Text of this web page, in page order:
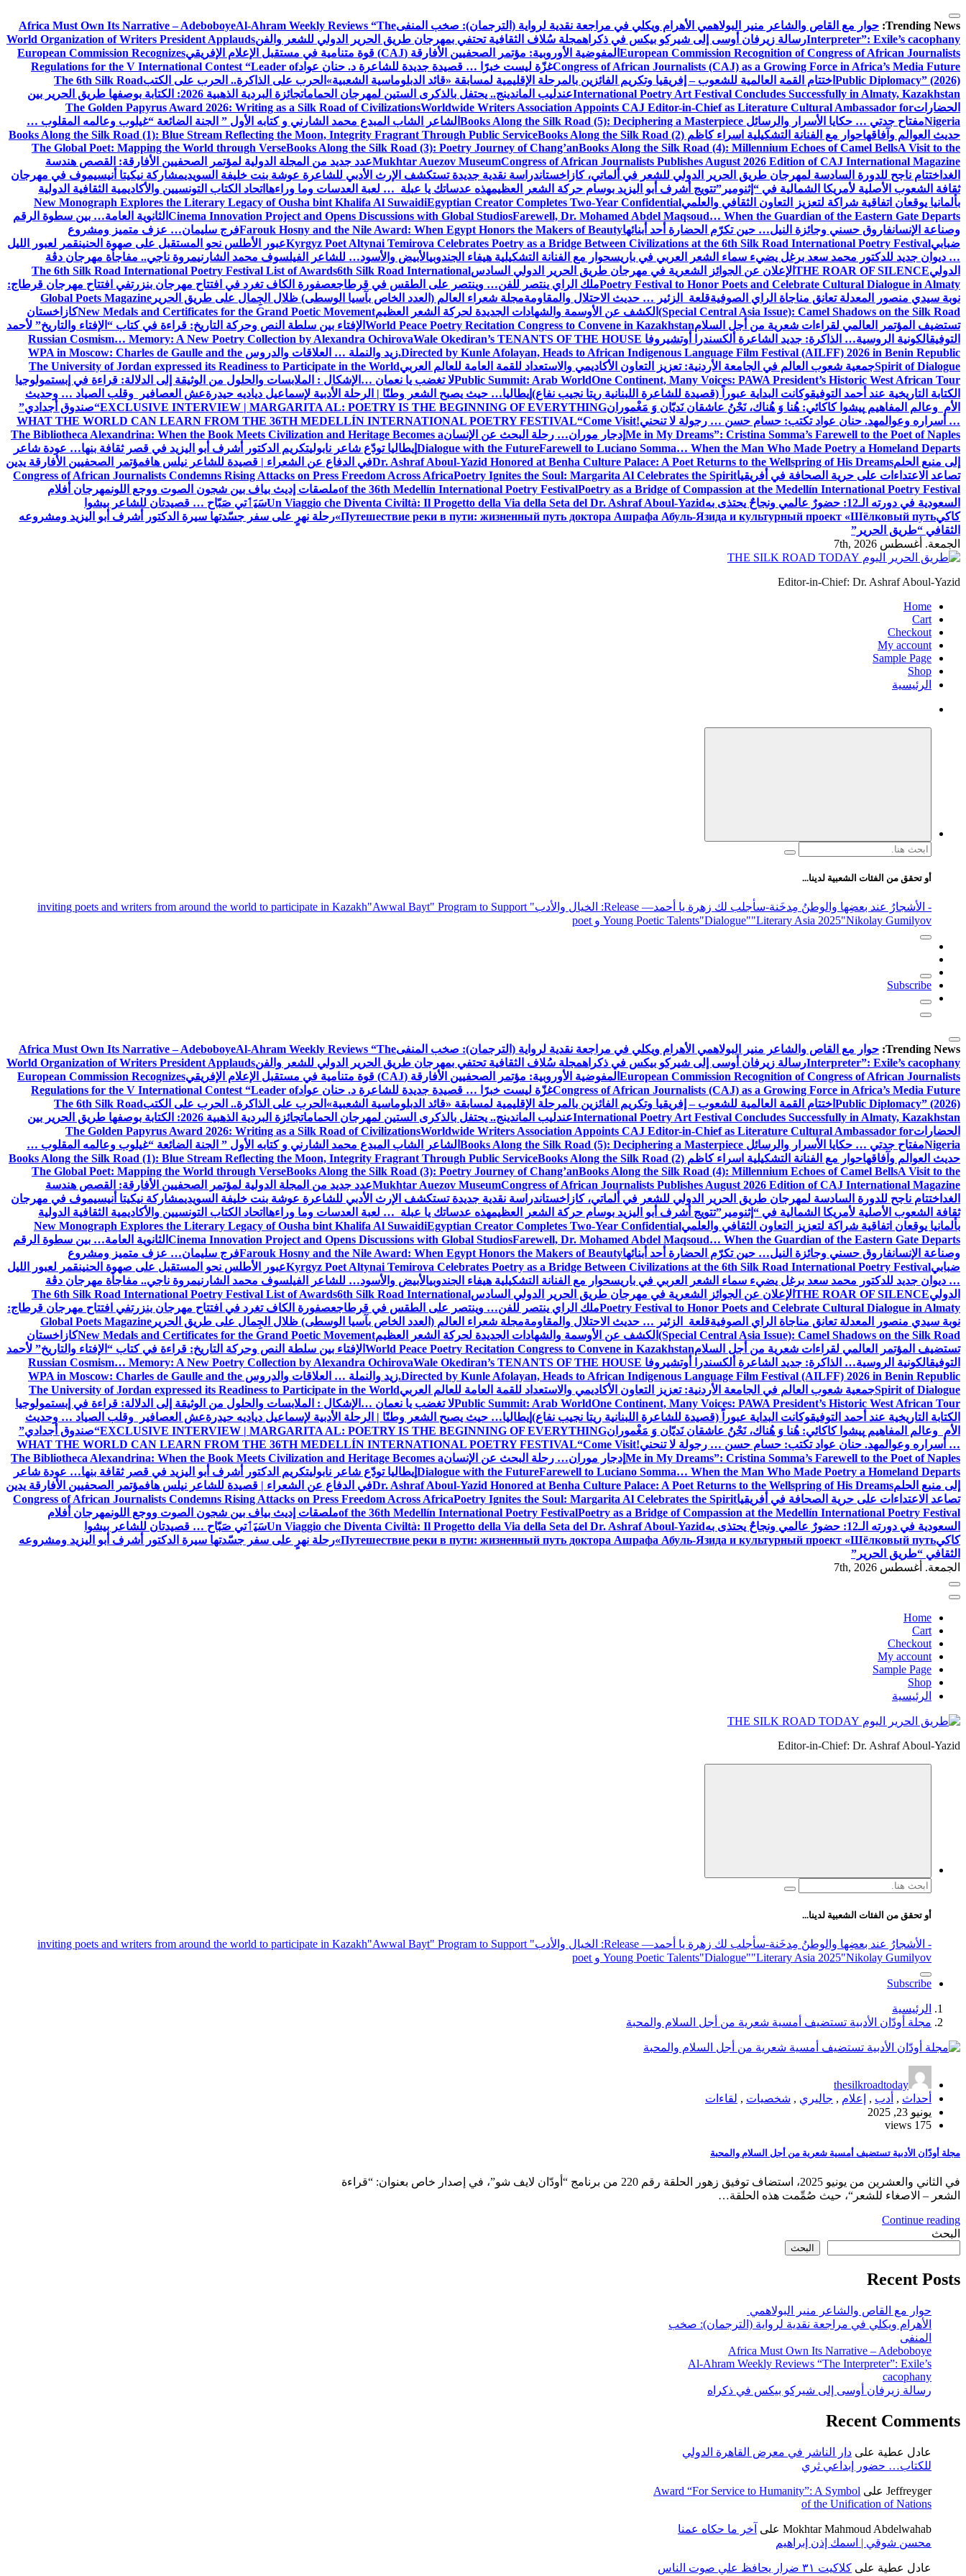
التجاوز
إلى
المحتوى
Trending News: حوار مع القاص والشاعر منير البولاهمي الأهرام ويكلي في مراجعة نقدية لرواية (الترجمان): صخب المنفى Africa Must Own Its Narrative – AdeboboyeAl-Ahram Weekly Reviews “The
Interpreter”: Exile’s cacophanyرسالة زيرفان أوسى إلى شيركو بيكس في ذكراهمجلة سُلاف الثقافية تحتفي بمهرجان طريق الحرير الدولي للشعر والفنWorld Organization of Writers President Applauds
European Commission Recognition of Congress of African Journalists المفوضية الأوروبية: مؤتمر الصحفيين الأفارقة (CAJ) قوة متنامية في مستقبل الإعلام الإفريقي
European Commission Recognizes
Congress of African Journalists (CAJ) as a Growing Force in Africa’s Media Futureغزّة ليست خبرًا … قصيدة جديدة للشاعرة د. حنان عوادRegulations for the V International Contest “Leader of
Public Diplomacy” (2026) اختتام القمة العالمية للشعوب – إفريقيا وتكريم الفائزين بالمرحلة الإقليمية لمسابقة «قائد الدبلوماسية الشعبية» الحرب على الذاكرة.. الحرب على الكتبThe 6th Silk Road
International Poetry Art Festival Concludes Successfully in Almaty, Kazakhstanعندليب الماندينج.. يحتفل بالذكرى الستين لمهرجان الحمامات
جائزة البردية الذهبية 2026: الكتابة بوصفها طريق الحرير بين
الحضارات
The Golden Papyrus Award 2026: Writing as a Silk Road of CivilizationsWorldwide Writers Association Appoints CAJ Editor-in-Chief as Literature Cultural Ambassador for
Nigeriaمفتاح جدتي … حكايا الأسرار والرسائل Books Along the Silk Road (5): Deciphering a Masterpiece الشاعر الشاب المبدع محمد الشارني و كتابه الأول ” الجنة الضائعة “غيلوب وعالمه المقلوب …
حديث العوالم وآفاقهاحوار مع الفنانة التشكيلية اسراء كاظم Books Along the Silk Road (1): Blue Stream Reflecting the Moon, Integrity Fragrant Through Public ServiceBooks Along the Silk Road (2)
The Global Poet: Mapping the World through VerseBooks Along the Silk Road (3): Poetry Journey of Chang’anBooks Along the Silk Road (4): Millennium Echoes of Camel BellsA Visit to the
Mukhtar Auezov MuseumCongress of African Journalists Publishes August 2026 Edition of CAJ International Magazine
عدد جديد من المجلة الدولية لمؤتمر الصحفيين الأفارقة: القصص هندسة
الغد اختتام ناجح للدورة السادسة لمهرجان طريق الحرير الدولي للشعر في ألماتي، كازاخستاندراسة نقدية جديدة تستكشف الإرث الأدبي للشاعرة عوشة بنت خليفة السويديمشاركة نيكيتا أنيسيموف في مهرجان
ثقافة الشعوب الأصلية لأمريكا الشمالية في “إثنومير”تتويج أشرف أبو اليزيد بوسام حركة الشعر العظيمهذه عدساتك يا عبلة … لعبة العدسات وما وراءها اتحاد الكتاب التونسيين والأكاديمية الثقافية الدولية
بألمانيا يوقعان اتفاقية شراكة لتعزيز التعاون الثقافي والعلمي
New Monograph Explores the Literary Legacy of Ousha bint Khalifa Al SuwaidiEgyptian Creator Completes Two-Year Confidential
Cinema Innovation Project and Opens Discussions with Global StudiosFarewell, Dr. Mohamed Abdel Maqsoud… When the Guardian of the Eastern Gate Departs
الثانوية العامة… بين سطوة الرقم
وصناعة الإنسانفاروق حسني وجائزة النيل… حين تكرّم الحضارة أحد أبنائهاFarouk Hosny and the Nile Award: When Egypt Honors the Makers of Beautyفرج سليمان… عزف متميز ومشروع
ضبابيKyrgyz Poet Altynai Temirova Celebrates Poetry as a Bridge Between Civilizations at the 6th Silk Road International Poetry Festivalعبور الأطلس نحو المستقبل على صهوة الحنينقمر لعبور الليل
… ديوان جديد للدكتور محمد سعد برغل يضيء سماء الشعر العربي في باريسحوار مع الفنانة التشكيلية هيفاء الجندوبيالأبيض والأسود… للشاعر الفيلسوف محمد الشارنيمروة ناجي.. مفاجأة مهرجان دڨة
الدوليTHE ROAR OF SILENCE الإعلان عن الجوائز الشعرية في مهرجان طريق الحرير الدولي السادس The 6th Silk Road International Poetry Festival List of Awards6th Silk Road International
Poetry Festival to Honor Poets and Celebrate Cultural Dialogue in Almatyملك الراي ينتصر للفن… وينتصر على الطقس في قرطاجعصفورة الكاف تغرد في افتتاح مهرجان بنزرتفي افتتاح مهرجان قرطاج:
نوبة سيدي منصور المعدلة تعانق مناجاة الراي الصوفيةقلعة الزئير … حديث الاحتلال والمقاومةمجلة شعراء العالم (العدد الخاص بآسيا الوسطى) ظلال الجِمال على طريق الحرير Global Poets Magazine
(Special Central Asia Issue): Camel Shadows on the Silk Road الكشف عن الأوسمة والشهادات الجديدة لحركة الشعر العظيمNew Medals and Certificates for the Grand Poetic Movementكازاخستان
تستضيف المؤتمر العالمي لقراءات شعرية من أجل السلامWorld Peace Poetry Recitation Congress to Convene in Kazakhstan الإفتاء بين سلطة النص وحركة التاريخ: قراءة في كتاب “الإفتاء والتاريخ” لأحمد
التوفيقالكونية الروسية… الذاكرة: جديد الشاعرة ألكسندرا أوتشيروفا Russian Cosmism… Memory: A New Poetry Collection by Alexandra OchirovaWale Okediran’s TENANTS OF THE HOUSE
Directed by Kunle Afolayan, Heads to African Indigenous Language Film Festival (AILFF) 2026 in Benin Republic. زيد والنملة … العلاقات والدروس WPA in Moscow: Charles de Gaulle and the
Spirit of Dialogueجمعية شعوب العالم في الجامعة الأردنية: تعزيز التعاون الأكاديمي والاستعداد للقمة العامة للعالم العربيThe University of Jordan expressed its Readiness to Participate in the World
Public Summit: Arab WorldOne Continent, Many Voices: PAWA President’s Historic West African Tour لا تغضب يا نعمان …الإشكال : الملابسات والحلول من الوثيقة إلى الدلالة: قراءة في إبستمولوجيا
الكتابة التاريخية عند أحمد التوفيقوكانت البداية عبوراً (قصيدة للشاعرة اللبنانية ريتا نجيب نفاع) إيطاليا… حيث يصبح الشعر وطنًا | الرحلة الأدبية لإسماعيل دياديه حيدرةعش العصافير وقلب الصياد … وحديث
الأم وعالم المفاهيم پیشوا کاکائي: هُنا وَ هُناك، نَحْنُ عاشقان نَديّان وَ مَغْمورانEXCLUSIVE INTERVIEW | MARGARITA AL: POETRY IS THE BEGINNING OF EVERYTHING“صندوق أجدادي”
… أسراره وعوالمهد. حنان عواد تكتب: حسام حسن … رجولة لا تنحني! WHAT THE WORLD CAN LEARN FROM THE 36TH MEDELLÍN INTERNATIONAL POETRY FESTIVAL“Come Visit
Me in My Dreams”: Cristina Somma’s Farewell to the Poet of Naples إدجار موران… رحلة البحث عن الإنسانThe Bibliotheca Alexandrina: When the Book Meets Civilization and Heritage Becomes a
Dialogue with the FutureFarewell to Luciano Somma… When the Man Who Made Poetry a Homeland Departs إيطاليا تودّع شاعر نابوليتكريم الدكتور أشرف أبو اليزيد في قصر ثقافة بنها… عودة شاعر
إلى منبع الحلمDr. Ashraf Aboul-Yazid Honored at Benha Culture Palace: A Poet Returns to the Wellspring of His Dreamsفي الدفاع عن الشعراء | قصيدة للشاعر نيلس هافمؤتمر الصحفيين الأفارقة يدين
تصاعد الاعتداءات على حرية الصحافة في أفريقيا
Congress of African Journalists Condemns Rising Attacks on Press Freedom Across AfricaPoetry Ignites the Soul: Margarita Al Celebrates the Spirit
of the 36th Medellín International Poetry FestivalPoetry as a Bridge of Compassion at the Medellín International Poetry Festival ملصقات إديث بياف بين شجون الصوت ووجع اللونمهرجان أفلام
السعودية في دورته الـ12: حضورٌ عالمي ونجاحٌ يحتذى به
Un Viaggio che Diventa Civiltà: Il Progetto della Via della Seta del Dr. Ashraf Aboul-Yazidسَيَٲتي صَبّاح … قصيدتان للشاعر بيشوا
كاكيПутешествие реки в пути: жизненный путь доктора Ашрафа Абуль-Язида и культурный проект «Шёлковый путь» رحلة نهرٍ على سفر جسّدتها سيرة الدكتور أشرف أبو اليزيد ومشروعه
الثقافي “طريق الحرير”
الجمعة. أغسطس 7th, 2026
Editor-in-Chief: Dr. Ashraf Aboul-Yazid
Home
Cart
Checkout
My account
Sample Page
Shop
الرئيسية
البحث
أو تحقق من الفئات الشعبية لدينا...
- الأشجارُ عند بعضِها والوطنُ مِدخَنة-سأجلب لك زهرة يا أحمد— Release : الخيال والأدب" inviting poets and writers from around the world to participate in Kazakh
"Awwal Bayt" Program to Support
Young Poetic Talents"Dialogue""Literary Asia 2025"Nikolay Gumilyov و poet
Subscribe
Trending News: حوار مع القاص والشاعر منير البولاهمي الأهرام ويكلي في مراجعة نقدية لرواية (الترجمان): صخب المنفى Africa Must Own Its Narrative – AdeboboyeAl-Ahram Weekly Reviews “The
Interpreter”: Exile’s cacophanyرسالة زيرفان أوسى إلى شيركو بيكس في ذكراهمجلة سُلاف الثقافية تحتفي بمهرجان طريق الحرير الدولي للشعر والفنWorld Organization of Writers President Applauds
European Commission Recognition of Congress of African Journalists المفوضية الأوروبية: مؤتمر الصحفيين الأفارقة (CAJ) قوة متنامية في مستقبل الإعلام الإفريقي
European Commission Recognizes
Congress of African Journalists (CAJ) as a Growing Force in Africa’s Media Futureغزّة ليست خبرًا … قصيدة جديدة للشاعرة د. حنان عوادRegulations for the V International Contest “Leader of
Public Diplomacy” (2026) اختتام القمة العالمية للشعوب – إفريقيا وتكريم الفائزين بالمرحلة الإقليمية لمسابقة «قائد الدبلوماسية الشعبية» الحرب على الذاكرة.. الحرب على الكتبThe 6th Silk Road
International Poetry Art Festival Concludes Successfully in Almaty, Kazakhstanعندليب الماندينج.. يحتفل بالذكرى الستين لمهرجان الحمامات
جائزة البردية الذهبية 2026: الكتابة بوصفها طريق الحرير بين
الحضارات
The Golden Papyrus Award 2026: Writing as a Silk Road of CivilizationsWorldwide Writers Association Appoints CAJ Editor-in-Chief as Literature Cultural Ambassador for
Nigeriaمفتاح جدتي … حكايا الأسرار والرسائل Books Along the Silk Road (5): Deciphering a Masterpiece الشاعر الشاب المبدع محمد الشارني و كتابه الأول ” الجنة الضائعة “غيلوب وعالمه المقلوب …
حديث العوالم وآفاقهاحوار مع الفنانة التشكيلية اسراء كاظم Books Along the Silk Road (1): Blue Stream Reflecting the Moon, Integrity Fragrant Through Public ServiceBooks Along the Silk Road (2)
The Global Poet: Mapping the World through VerseBooks Along the Silk Road (3): Poetry Journey of Chang’anBooks Along the Silk Road (4): Millennium Echoes of Camel BellsA Visit to the
Mukhtar Auezov MuseumCongress of African Journalists Publishes August 2026 Edition of CAJ International Magazine
عدد جديد من المجلة الدولية لمؤتمر الصحفيين الأفارقة: القصص هندسة
الغد اختتام ناجح للدورة السادسة لمهرجان طريق الحرير الدولي للشعر في ألماتي، كازاخستاندراسة نقدية جديدة تستكشف الإرث الأدبي للشاعرة عوشة بنت خليفة السويديمشاركة نيكيتا أنيسيموف في مهرجان
ثقافة الشعوب الأصلية لأمريكا الشمالية في “إثنومير”تتويج أشرف أبو اليزيد بوسام حركة الشعر العظيمهذه عدساتك يا عبلة … لعبة العدسات وما وراءها اتحاد الكتاب التونسيين والأكاديمية الثقافية الدولية
بألمانيا يوقعان اتفاقية شراكة لتعزيز التعاون الثقافي والعلمي
New Monograph Explores the Literary Legacy of Ousha bint Khalifa Al SuwaidiEgyptian Creator Completes Two-Year Confidential
Cinema Innovation Project and Opens Discussions with Global StudiosFarewell, Dr. Mohamed Abdel Maqsoud… When the Guardian of the Eastern Gate Departs
الثانوية العامة… بين سطوة الرقم
وصناعة الإنسانفاروق حسني وجائزة النيل… حين تكرّم الحضارة أحد أبنائهاFarouk Hosny and the Nile Award: When Egypt Honors the Makers of Beautyفرج سليمان… عزف متميز ومشروع
ضبابيKyrgyz Poet Altynai Temirova Celebrates Poetry as a Bridge Between Civilizations at the 6th Silk Road International Poetry Festivalعبور الأطلس نحو المستقبل على صهوة الحنينقمر لعبور الليل
… ديوان جديد للدكتور محمد سعد برغل يضيء سماء الشعر العربي في باريسحوار مع الفنانة التشكيلية هيفاء الجندوبيالأبيض والأسود… للشاعر الفيلسوف محمد الشارنيمروة ناجي.. مفاجأة مهرجان دڨة
الدوليTHE ROAR OF SILENCE الإعلان عن الجوائز الشعرية في مهرجان طريق الحرير الدولي السادس The 6th Silk Road International Poetry Festival List of Awards6th Silk Road International
Poetry Festival to Honor Poets and Celebrate Cultural Dialogue in Almatyملك الراي ينتصر للفن… وينتصر على الطقس في قرطاجعصفورة الكاف تغرد في افتتاح مهرجان بنزرتفي افتتاح مهرجان قرطاج:
نوبة سيدي منصور المعدلة تعانق مناجاة الراي الصوفيةقلعة الزئير … حديث الاحتلال والمقاومةمجلة شعراء العالم (العدد الخاص بآسيا الوسطى) ظلال الجِمال على طريق الحرير Global Poets Magazine
(Special Central Asia Issue): Camel Shadows on the Silk Road الكشف عن الأوسمة والشهادات الجديدة لحركة الشعر العظيمNew Medals and Certificates for the Grand Poetic Movementكازاخستان
تستضيف المؤتمر العالمي لقراءات شعرية من أجل السلامWorld Peace Poetry Recitation Congress to Convene in Kazakhstan الإفتاء بين سلطة النص وحركة التاريخ: قراءة في كتاب “الإفتاء والتاريخ” لأحمد
التوفيقالكونية الروسية… الذاكرة: جديد الشاعرة ألكسندرا أوتشيروفا Russian Cosmism… Memory: A New Poetry Collection by Alexandra OchirovaWale Okediran’s TENANTS OF THE HOUSE
Directed by Kunle Afolayan, Heads to African Indigenous Language Film Festival (AILFF) 2026 in Benin Republic. زيد والنملة … العلاقات والدروس WPA in Moscow: Charles de Gaulle and the
Spirit of Dialogueجمعية شعوب العالم في الجامعة الأردنية: تعزيز التعاون الأكاديمي والاستعداد للقمة العامة للعالم العربيThe University of Jordan expressed its Readiness to Participate in the World
Public Summit: Arab WorldOne Continent, Many Voices: PAWA President’s Historic West African Tour لا تغضب يا نعمان …الإشكال : الملابسات والحلول من الوثيقة إلى الدلالة: قراءة في إبستمولوجيا
الكتابة التاريخية عند أحمد التوفيقوكانت البداية عبوراً (قصيدة للشاعرة اللبنانية ريتا نجيب نفاع) إيطاليا… حيث يصبح الشعر وطنًا | الرحلة الأدبية لإسماعيل دياديه حيدرةعش العصافير وقلب الصياد … وحديث
الأم وعالم المفاهيم پیشوا کاکائي: هُنا وَ هُناك، نَحْنُ عاشقان نَديّان وَ مَغْمورانEXCLUSIVE INTERVIEW | MARGARITA AL: POETRY IS THE BEGINNING OF EVERYTHING“صندوق أجدادي”
… أسراره وعوالمهد. حنان عواد تكتب: حسام حسن … رجولة لا تنحني! WHAT THE WORLD CAN LEARN FROM THE 36TH MEDELLÍN INTERNATIONAL POETRY FESTIVAL“Come Visit
Me in My Dreams”: Cristina Somma’s Farewell to the Poet of Naples إدجار موران… رحلة البحث عن الإنسانThe Bibliotheca Alexandrina: When the Book Meets Civilization and Heritage Becomes a
Dialogue with the FutureFarewell to Luciano Somma… When the Man Who Made Poetry a Homeland Departs إيطاليا تودّع شاعر نابوليتكريم الدكتور أشرف أبو اليزيد في قصر ثقافة بنها… عودة شاعر
إلى منبع الحلمDr. Ashraf Aboul-Yazid Honored at Benha Culture Palace: A Poet Returns to the Wellspring of His Dreamsفي الدفاع عن الشعراء | قصيدة للشاعر نيلس هافمؤتمر الصحفيين الأفارقة يدين
تصاعد الاعتداءات على حرية الصحافة في أفريقيا
Congress of African Journalists Condemns Rising Attacks on Press Freedom Across AfricaPoetry Ignites the Soul: Margarita Al Celebrates the Spirit
of the 36th Medellín International Poetry FestivalPoetry as a Bridge of Compassion at the Medellín International Poetry Festival ملصقات إديث بياف بين شجون الصوت ووجع اللونمهرجان أفلام
السعودية في دورته الـ12: حضورٌ عالمي ونجاحٌ يحتذى به
Un Viaggio che Diventa Civiltà: Il Progetto della Via della Seta del Dr. Ashraf Aboul-Yazidسَيَٲتي صَبّاح … قصيدتان للشاعر بيشوا
كاكيПутешествие реки в пути: жизненный путь доктора Ашрафа Абуль-Язида и культурный проект «Шёлковый путь» رحلة نهرٍ على سفر جسّدتها سيرة الدكتور أشرف أبو اليزيد ومشروعه
الثقافي “طريق الحرير”
الجمعة. أغسطس 7th, 2026
Home
Cart
Checkout
My account
Sample Page
Shop
الرئيسية
Editor-in-Chief: Dr. Ashraf Aboul-Yazid
البحث
أو تحقق من الفئات الشعبية لدينا...
- الأشجارُ عند بعضِها والوطنُ مِدخَنة-سأجلب لك زهرة يا أحمد— Release : الخيال والأدب" inviting poets and writers from around the world to participate in Kazakh
"Awwal Bayt" Program to Support
Young Poetic Talents"Dialogue""Literary Asia 2025"Nikolay Gumilyov و poet
Subscribe
الرئيسية
مجلة أودّان الأدبية تستضيف أمسية شعرية من أجل السلام والمحبة
thesilkroadtoday
أحداث , أدب , إعلام , جاليري , شخصيات , لقاءات
يونيو 23, 2025
175 views
مجلة أودّان الأدبية تستضيف أمسية شعرية من أجل السلام والمحبة
في الثاني والعشرين من يونيو 2025، استضاف توفيق زهور الحلقة رقم 220 من برنامج “أودّان لايف شو”، في إصدار خاص بعنوان: “قراءة
الشعر – الاصغاء للشعر“، حيث صُمِّمت هذه الحلقة…
Continue reading
البحث
البحث
Recent Posts
حوار مع القاص والشاعر منير البولاهمي
الأهرام ويكلي في مراجعة نقدية لرواية (الترجمان): صخب
المنفى
Africa Must Own Its Narrative – Adeboboye
Al-Ahram Weekly Reviews “The Interpreter”: Exile’s
cacophany
رسالة زيرفان أوسى إلى شيركو بيكس في ذكراه
Recent Comments
عادل عطية على دار الناشر في معرض القاهرة الدولي
للكتاب… حضور إبداعي ثري
Jeffreyger على Award “For Service to Humanity”: A Symbol
of the Unification of Nations
Mokhtar Mahmoud Abdelwahab على آخر ما حكاه عمنا
محسن شوقي | اسمك إذن إبراهيم
عادل عطية على
كلاكيت ٣١ ضرار يحافظ علي صوت الناس